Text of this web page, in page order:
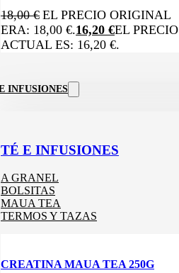
18,00€ EL PRECIO ORIGINAL
ERA: 18,00 €.16,20 €EL PRECIO
ACTUAL ES: 16,20 €.
INFUSIONES
TÉ E INFUSIONES
A GRANEL
BOLSITAS
MAUA TEA
TERMOS Y TAZAS
CREATINA MAUA TEA 250G